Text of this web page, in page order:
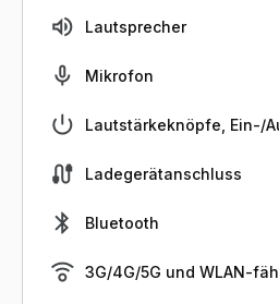
Lautsprecher
Mikrofon
Lautstärkeknöpfe, Ein-/
Ladegerätanschluss
Bluetooth
3G/4G/5G und WLAN-